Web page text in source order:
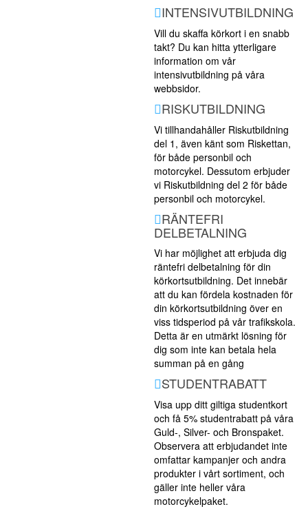
INTENSIVUTBILDNING
Vill du skaffa körkort i en snabb
takt? Du kan hitta ytterligare
information om vår
intensivutbildning på våra
webbsidor.
RISKUTBILDNING
Vi tillhandahåller Riskutbildning
del 1, även känt som Riskettan,
för både personbil och
motorcykel. Dessutom erbjuder
vi Riskutbildning del 2 för både
personbil och motorcykel.
RÄNTEFRI
DELBETALNING
Vi har möjlighet att erbjuda dig
räntefri delbetalning för din
körkortsutbildning. Det innebär
att du kan fördela kostnaden för
din körkortsutbildning över en
viss tidsperiod på vår trafikskola.
Detta är en utmärkt lösning för
dig som inte kan betala hela
summan på en gång
STUDENTRABATT
Visa upp ditt giltiga studentkort
och få 5% studentrabatt på våra
Guld-, Silver- och Bronspaket.
Observera att erbjudandet inte
omfattar kampanjer och andra
produkter i vårt sortiment, och
gäller inte heller våra
motorcykelpaket.